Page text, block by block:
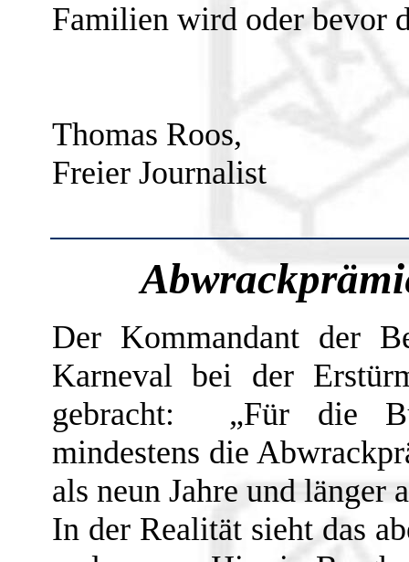
Familien wird oder bevor
Thomas Roos,
Freier Journalist
Der Kommandant der
Karneval bei der
gebracht: „Für die
mindestens die
als neun Jahre und länger
In der Realität sieht das